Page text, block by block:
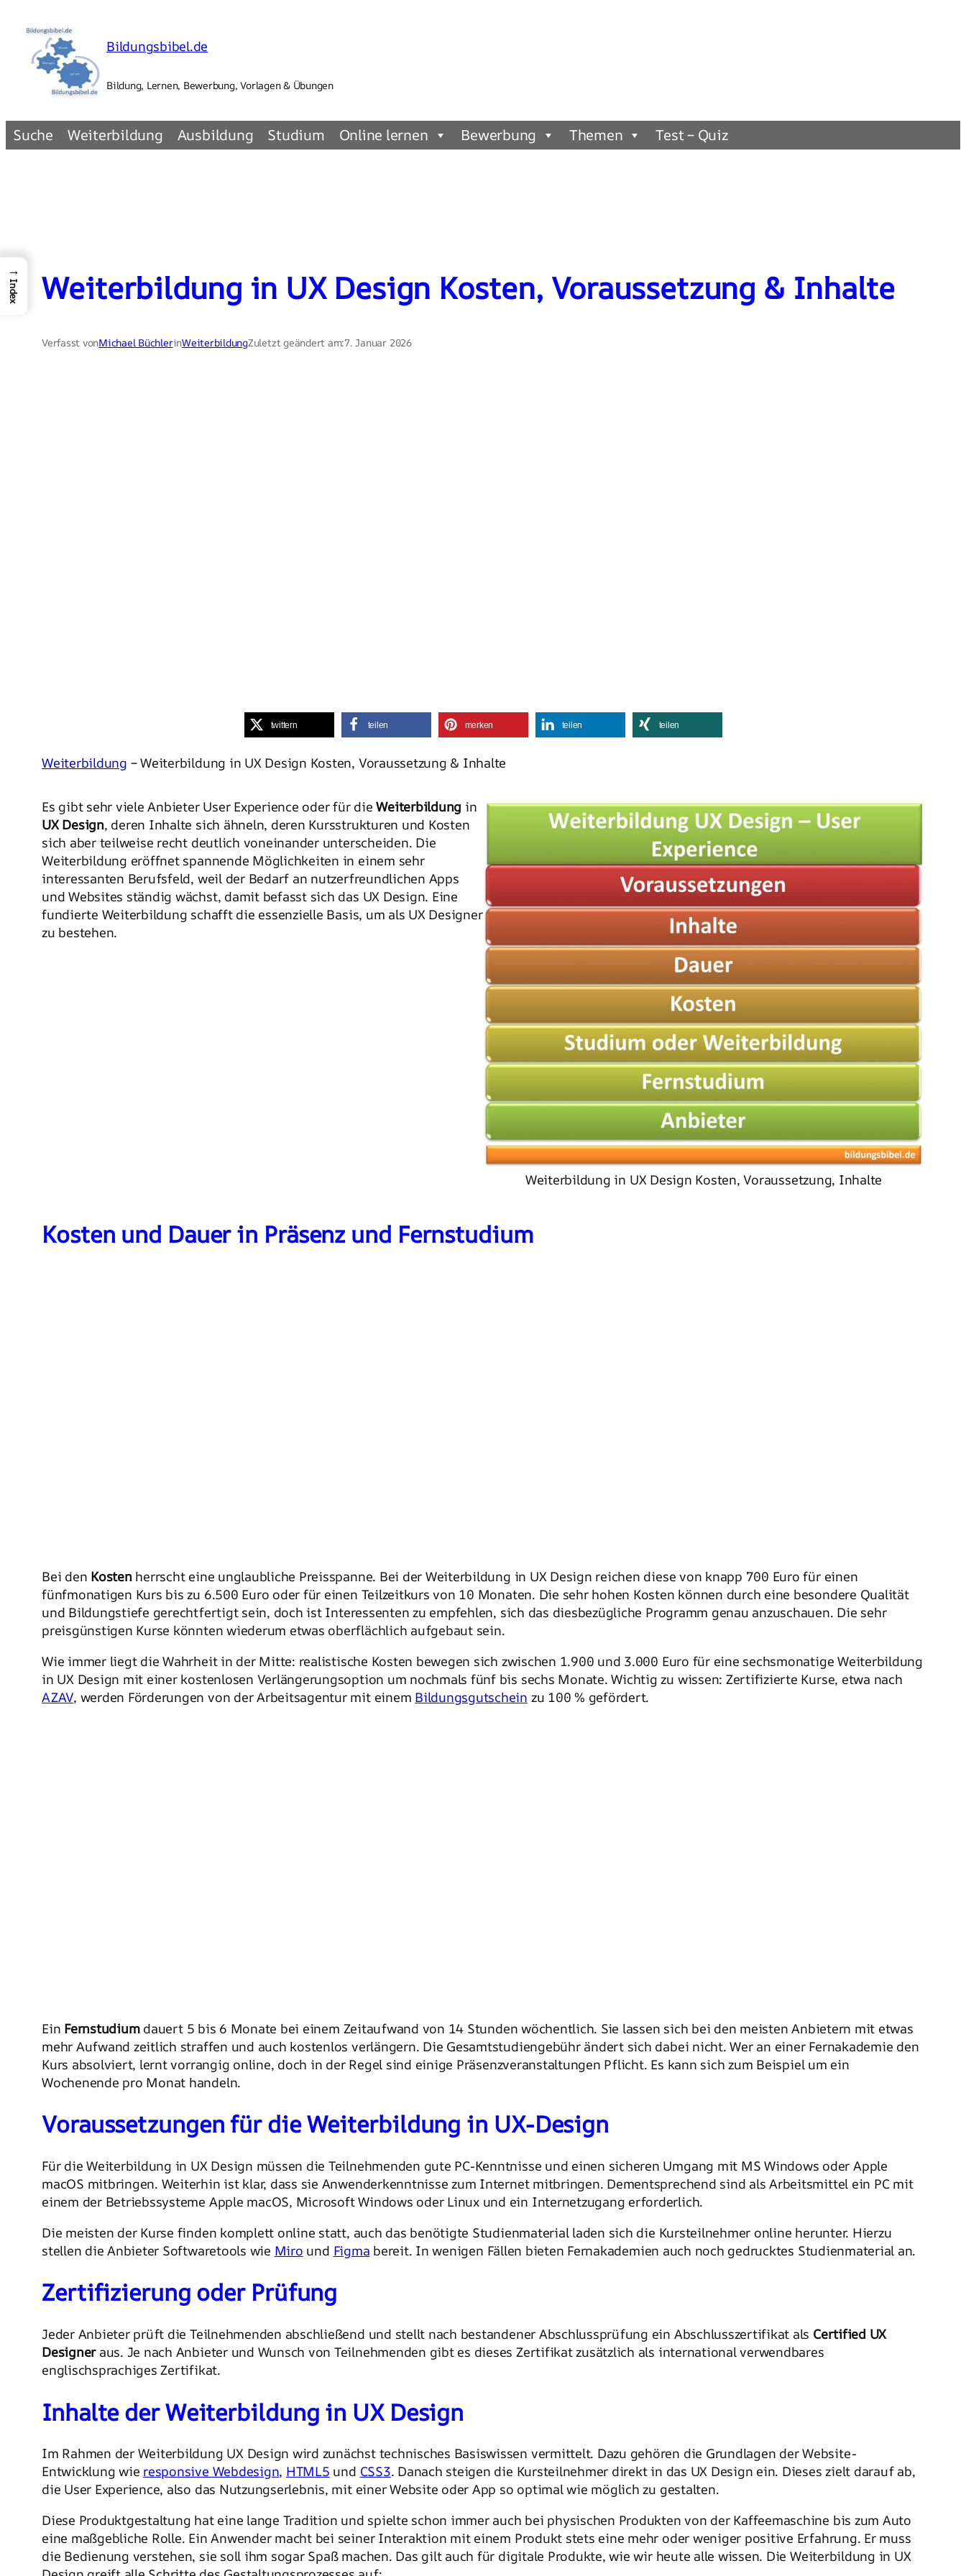
Inhalt
springen
Bildungsbibel.de
Bildung, Lernen, Bewerbung, Vorlagen & Übungen
Suche Weiterbildung Ausbildung Studium Online lernen Bewerbung Themen Test – Quiz
Weiterbildung in UX Design Kosten, Voraussetzung & Inhalte
Verfasst vonMichael BüchlerinWeiterbildungZuletzt geändert am:7. Januar 2026
twittern teilen merken teilen teilen
Weiterbildung – Weiterbildung in UX Design Kosten, Voraussetzung & Inhalte
Es gibt sehr viele Anbieter User Experience oder für dieWeiterbildung in
UX Design, deren Inhalte sich ähneln, deren Kursstrukturen und Kosten
sich aber teilweise recht deutlich voneinander unterscheiden. Die
Weiterbildung eröffnet spannende Möglichkeiten in einem sehr
interessanten Berufsfeld, weil der Bedarf an nutzerfreundlichen Apps
und Websites ständig wächst, damit befasst sich das UX Design. Eine
fundierte Weiterbildung schafft die essenzielle Basis, um als UX Designer
zu bestehen.
Weiterbildung in UX Design Kosten, Voraussetzung, Inhalte
Kosten und Dauer in Präsenz und Fernstudium
Bei den Kostenherrscht eine unglaubliche Preisspanne. Bei der Weiterbildung in UX Design reichen diese von knapp 700 Euro für einen
fünfmonatigen Kurs bis zu 6.500 Euro oder für einen Teilzeitkurs von 10 Monaten. Die sehr hohen Kosten können durch eine besondere Qualität
und Bildungstiefe gerechtfertigt sein, doch ist Interessenten zu empfehlen, sich das diesbezügliche Programm genau anzuschauen. Die sehr
preisgünstigen Kurse könnten wiederum etwas oberflächlich aufgebaut sein.
Wie immer liegt die Wahrheit in der Mitte: realistische Kosten bewegen sich zwischen 1.900 und 3.000 Euro für eine sechsmonatige Weiterbildung
in UX Design mit einer kostenlosen Verlängerungsoption um nochmals fünf bis sechs Monate. Wichtig zu wissen: Zertifizierte Kurse, etwa nach
AZAV, werden Förderungen von der Arbeitsagentur mit einem Bildungsgutschein zu 100 % gefördert.
Ein Fernstudiumdauert 5 bis 6 Monate bei einem Zeitaufwand von 14 Stunden wöchentlich. Sie lassen sich bei den meisten Anbietern mit etwas
mehr Aufwand zeitlich straffen und auch kostenlos verlängern. Die Gesamtstudiengebühr ändert sich dabei nicht. Wer an einer Fernakademie den
Kurs absolviert, lernt vorrangig online, doch in der Regel sind einige Präsenzveranstaltungen Pflicht. Es kann sich zum Beispiel um ein
Wochenende pro Monat handeln.
Voraussetzungen für die Weiterbildung in UX-Design
Für die Weiterbildung in UX Design müssen die Teilnehmenden gute PC-Kenntnisse und einen sicheren Umgang mit MS Windows oder Apple
macOS mitbringen. Weiterhin ist klar, dass sie Anwenderkenntnisse zum Internet mitbringen. Dementsprechend sind als Arbeitsmittel ein PC mit
einem der Betriebssysteme Apple macOS, Microsoft Windows oder Linux und ein Internetzugang erforderlich.
Die meisten der Kurse finden komplett online statt, auch das benötigte Studienmaterial laden sich die Kursteilnehmer online herunter. Hierzu
stellen die Anbieter Softwaretools wie Miro und Figma bereit. In wenigen Fällen bieten Fernakademien auch noch gedrucktes Studienmaterial an.
Zertifizierung oder Prüfung
Jeder Anbieter prüft die Teilnehmenden abschließend und stellt nach bestandener Abschlussprüfung ein Abschlusszertifikat als Certified UX
Designeraus. Je nach Anbieter und Wunsch von Teilnehmenden gibt es dieses Zertifikat zusätzlich als international verwendbares
englischsprachiges Zertifikat.
Inhalte der Weiterbildung in UX Design
Im Rahmen der Weiterbildung UX Design wird zunächst technisches Basiswissen vermittelt. Dazu gehören die Grundlagen der Website-
Entwicklung wie responsive Webdesign, HTML5 und CSS3. Danach steigen die Kursteilnehmer direkt in das UX Design ein. Dieses zielt darauf ab,
die User Experience, also das Nutzungserlebnis, mit einer Website oder App so optimal wie möglich zu gestalten.
Diese Produktgestaltung hat eine lange Tradition und spielte schon immer auch bei physischen Produkten von der Kaffeemaschine bis zum Auto
eine maßgebliche Rolle. Ein Anwender macht bei seiner Interaktion mit einem Produkt stets eine mehr oder weniger positive Erfahrung. Er muss
die Bedienung verstehen, sie soll ihm sogar Spaß machen. Das gilt auch für digitale Produkte, wie wir heute alle wissen. Die Weiterbildung in UX
→
Index